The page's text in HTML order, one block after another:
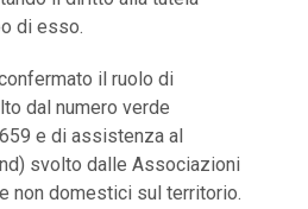
di esso.
il ruolo di
dal numero verde
e di assistenza al
svolto dalle Associazioni
non domestici sul territorio.